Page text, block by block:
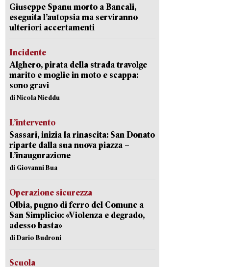
Giuseppe Spanu morto a Bancali,
eseguita l’autopsia ma serviranno
ulteriori accertamenti
Incidente
Alghero, pirata della strada travolge
marito e moglie in moto e scappa:
sono gravi
di Nicola Nieddu
L’intervento
Sassari, inizia la rinascita: San Donato
riparte dalla sua nuova piazza –
L’inaugurazione
di Giovanni Bua
Operazione sicurezza
Olbia, pugno di ferro del Comune a
San Simplicio: «Violenza e degrado,
adesso basta»
di Dario Budroni
Scuola